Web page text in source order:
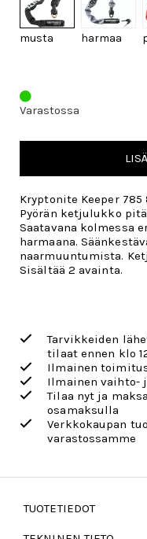
musta harmaa
Varastossa
Kryptonite Keeper
Pyörän ketjulukko
Saatavana kolmessa
harmaana.
naarmuuntumista.
Sisältää 2 avainta.
Tarvikkeiden
tilaat ennen klo
Ilmainen
Ilmainen vaihto-
Tilaa nyt ja
osamaksulla
Verkkokaupan
varastossamme
TUOTETIEDOT